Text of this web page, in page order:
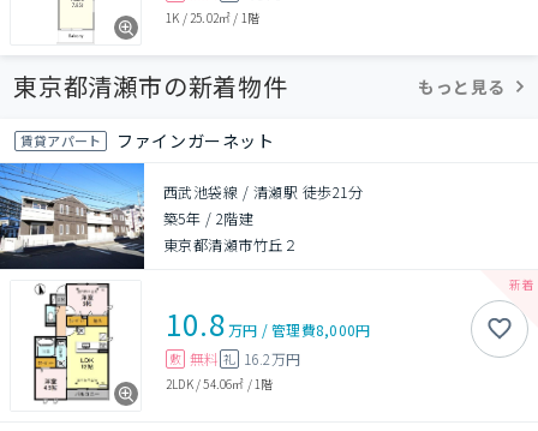
1K / 25.02㎡ / 1階
東京都清瀬市の新着物件 もっと見る
賃貸アパート ファインガーネット
西武池袋線 / 清瀬駅 徒歩21分
築5年 / 2階建
東京都清瀬市竹丘２
10.8万円 /管理費8,000円
敷 無料 礼 16.2万円
2LDK/54.06㎡ / 1階